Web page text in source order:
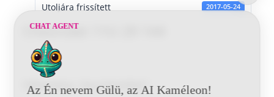
Utoljára frissített 2017-05-24
Chevrolet 11U 29 144
Vélemény, hozzászólás?
CHAT AGENT
Az Én nevem Gülü, az AI Kaméleon!